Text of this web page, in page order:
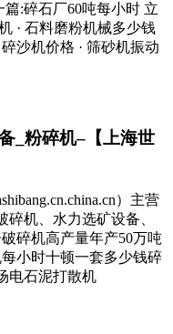
:碎石厂60吨每小时 立
· 石料磨粉机械多少钱
沙机价格 · 筛砂机振动
_粉碎机–【上海世
）主营
机、水力选矿设备、
碎机高产量年产50万吨
小时十顿一套多少钱碎
电石泥打散机